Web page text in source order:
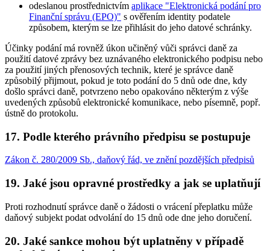
odeslanou prostřednictvím aplikace "Elektronická podání pro
Finanční správu (EPO)" s ověřením identity podatele
způsobem, kterým se lze přihlásit do jeho datové schránky.
Účinky podání má rovněž úkon učiněný vůči správci daně za
použití datové zprávy bez uznávaného elektronického podpisu nebo
za použití jiných přenosových technik, které je správce daně
způsobilý přijmout, pokud je toto podání do 5 dnů ode dne, kdy
došlo správci daně, potvrzeno nebo opakováno některým z výše
uvedených způsobů elektronické komunikace, nebo písemně, popř.
ústně do protokolu.
17. Podle kterého právního předpisu se postupuje
Zákon č. 280/2009 Sb., daňový řád, ve znění pozdějších předpisů
19. Jaké jsou opravné prostředky a jak se uplatňují
Proti rozhodnutí správce daně o žádosti o vrácení přeplatku může
daňový subjekt podat odvolání do 15 dnů ode dne jeho doručení.
20. Jaké sankce mohou být uplatněny v případě